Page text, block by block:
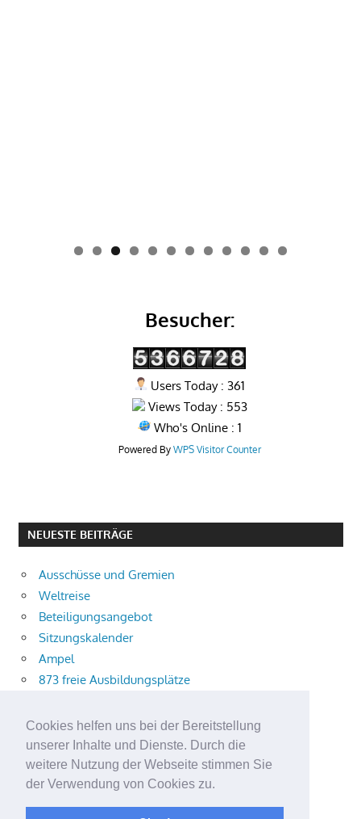
Cookies helfen uns bei der Bereitstellung
unserer Inhalte und Dienste. Durch die
weitere Nutzung der Webseite stimmen Sie
der Verwendung von Cookies zu.
0 1 2
Besucher:
Users Today : 361
Views Today : 553
Who's Online : 1
Powered By WPS Visitor Counter
NEUESTE BEITRÄGE
Ausschüsse und Gremien
Weltreise
Beteiligungsangebot
Sitzungskalender
Ampel
873 freie Ausbildungsplätze
Aktuelle Verkehrsmeldungen
Terracliff
Wärmeplanung
Demokratie-Tag 2026
Neuer Jahrgang